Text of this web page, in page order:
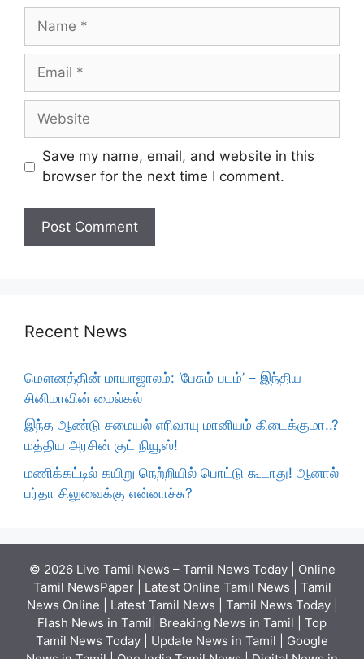
Name
Email
Website
Save my name, email, and website in this
browser for the next time I comment.
Recent News
மௌனத்தின் மாயாஜாலம்: ‘பேசும் படம்’ – இந்திய
சினிமாவின் மைல்கல்
இந்த ஆண்டு சமையல் எரிவாயு மானியம் கிடைக்குமா..?
மத்திய அரசின் குட் நியூஸ்!
மணிக்கட்டில் கயிறு நெற்றியில் பொட்டு கூடாது! ஆனால்
பர்தா சிலுவைக்கு என்னாச்சு?
© 2026 Live Tamil News – Tamil News Today | Online
Tamil NewsPaper | Latest Online Tamil News | Tamil
News Online | Latest Tamil News | Tamil News Today |
Flash News in Tamil| Breaking News in Tamil | Top
Tamil News Today | Update News in Tamil | Google